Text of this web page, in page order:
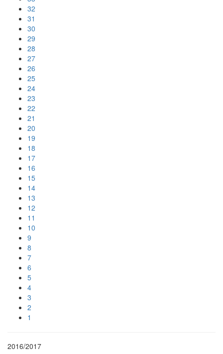
32
31
30
29
28
27
26
25
24
23
22
21
20
19
18
17
16
15
14
13
12
11
10
9
8
7
6
5
4
3
2
1
2016/2017